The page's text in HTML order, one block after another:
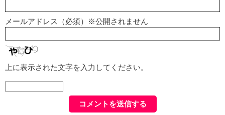
メールアドレス（必須）※公開されません
上に表示された文字を入力してください。